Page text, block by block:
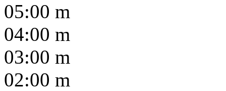
05:00 m
04:00 m
03:00 m
02:00 m